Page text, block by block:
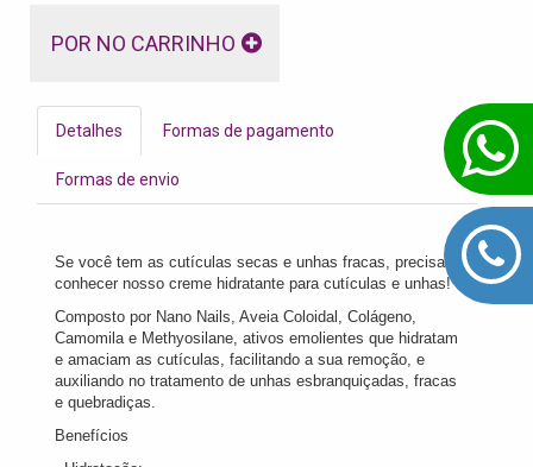
POR NO CARRINHO
Detalhes Formas de pagamento
Formas de envio
Se você tem as cutículas secas e unhas fracas, precisa
conhecer nosso creme hidratante para cutículas e unhas!
Composto por Nano Nails, Aveia Coloidal, Colágeno,
Camomila e Methyosilane, ativos emolientes que hidratam
e amaciam as cutículas, facilitando a sua remoção, e
auxiliando no tratamento de unhas esbranquiçadas, fracas
e quebradiças.
Benefícios